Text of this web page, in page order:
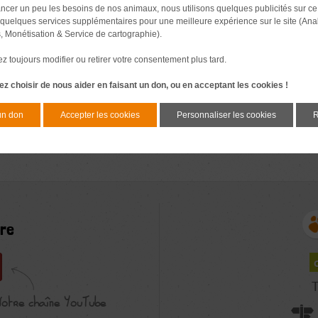
nos pensionnaires les plus anciens. Vous pouvez parrainer de
mois par pensionnaire
chaîne YouTube
un peu les besoins de nos animaux, nous utilisons quelques publicités sur
services supplémentaires pour une meilleure expérience sur le site
Monétisation & Service de cartographie).
toujours modifier ou retirer votre consentement plus tard.
choisir de nous aider en faisant un don, ou en acceptant les cookies !
don Accepter les cookies Personnaliser les cookies